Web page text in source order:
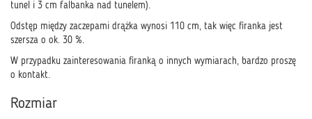
tunel i 3 cm falbanka nad tunelem).
Odstęp między zaczepami drążka wynosi 110 cm, tak więc firanka jest
szersza o ok. 30 %.
W przypadku zainteresowania firanką o innych wymiarach, bardzo proszę
o kontakt.
Rozmiar